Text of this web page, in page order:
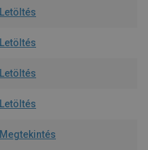
Letöltés
Letöltés
Letöltés
Letöltés
Megtekintés